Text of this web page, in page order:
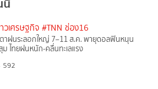
นี้
วเศรษฐกิจ #TNN ช่อง16
าฝนระลอกใหญ่ 7–11 ส.ค. พายุดอลฟินหนุน
ม ไทยฝนหนัก-คลื่นทะเลแรง
592